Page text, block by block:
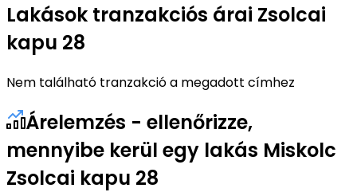
Lakások tranzakciós árai Zsolcai
kapu 28
Nem található tranzakció a megadott címhez
Árelemzés - ellenőrizze,
mennyibe kerül egy lakás Miskolc
Zsolcai kapu 28